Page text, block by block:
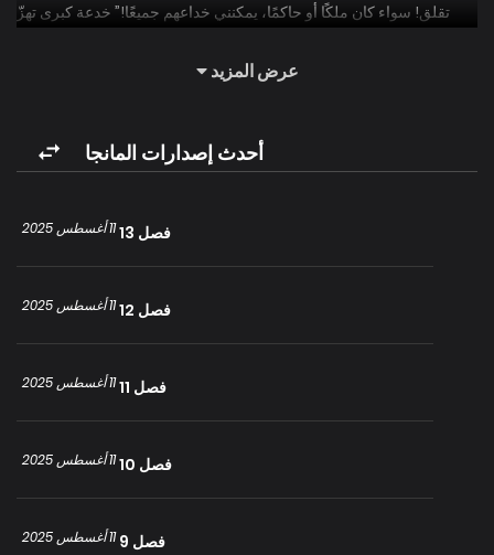
تقلق! سواء كان ملكًا أو حاكمًا، يمكنني خداعهم جميعًا!” خدعة كبرى تهزّ
خداع الملك وتحقيق أهدافهما؟ عرض المزيد
أحدث إصدارات المانجا
فصل 13 11 أغسطس 2025
فصل 12 11 أغسطس 2025
فصل 11 11 أغسطس 2025
فصل 10 11 أغسطس 2025
فصل 9 11 أغسطس 2025